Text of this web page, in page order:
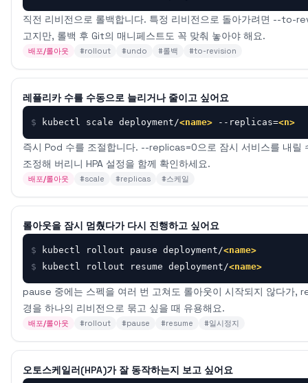
직전 리비전으로 롤백합니다. 특정 리비전으로 돌아가려면 --to-
고지만, 롤백 후 Git의 매니페스트도 꼭 맞춰 놓아야 해요.
배포/롤아웃 #rollout #undo #롤백 #to-revision
레플리카 수를 수동으로 늘리거나 줄이고 싶어요
$ kubectl scale deployment/<name> --replicas=<n>
즉시 Pod 수를 조절합니다. --replicas=0으로 잠시 서비스를 내릴
조정해 버리니 HPA 설정을 함께 확인하세요.
배포/롤아웃 #scale #replicas #스케일
롤아웃을 잠시 멈췄다가 다시 진행하고 싶어요
$ kubectl rollout pause deployment/<name>
$
kubectl rollout resume deployment/<name>
pause 중에는 스펙을 여러 번 고쳐도 롤아웃이 시작되지 않다가,
경을 하나의 리비전으로 묶고 싶을 때 유용해요.
배포/롤아웃 #rollout #pause #resume #일시정지
오토스케일러(HPA)가 잘 동작하는지 보고 싶어요